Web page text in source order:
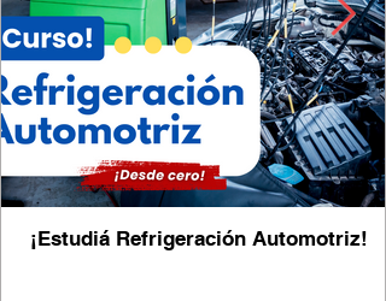
¡Estudiá Refrigeración Automotriz!